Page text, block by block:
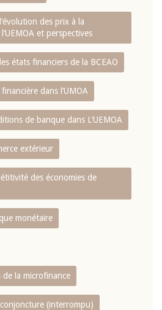
des prix à la
et perspectives
états financiers de la BCEAO
dans l‘UMOA
de banque dans L‘UEMOA
extérieur
des économies de
monétaire
la microfinance
(interrompu)